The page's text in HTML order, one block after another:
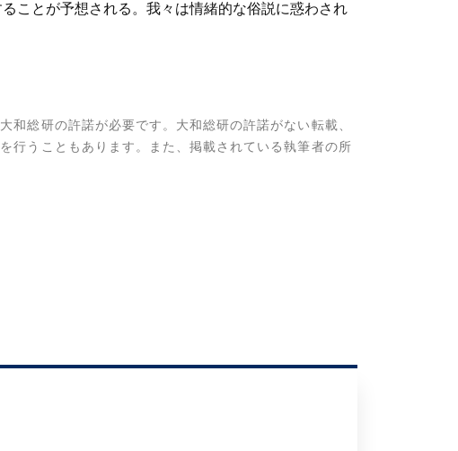
ことが予想される。我々は情緒的な俗説に惑わされ
総研の許諾が必要です。大和総研の許諾がない転載、
行うこともあります。また、掲載されている執筆者の所